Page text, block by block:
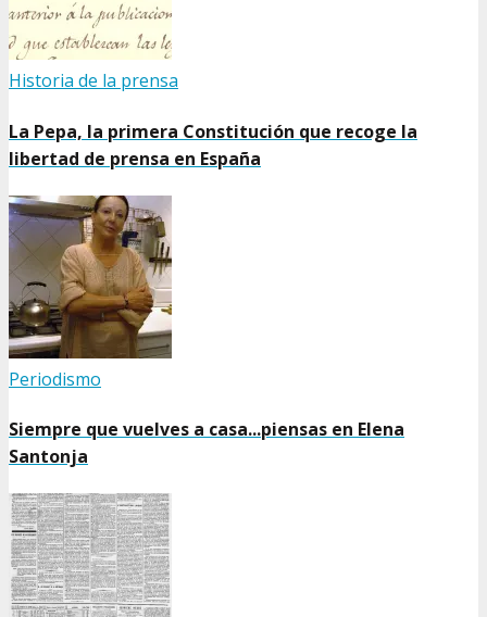
Historia de la prensa
La Pepa, la primera Constitución que recoge la
libertad de prensa en España
Periodismo
Siempre que vuelves a casa...piensas en Elena
Santonja